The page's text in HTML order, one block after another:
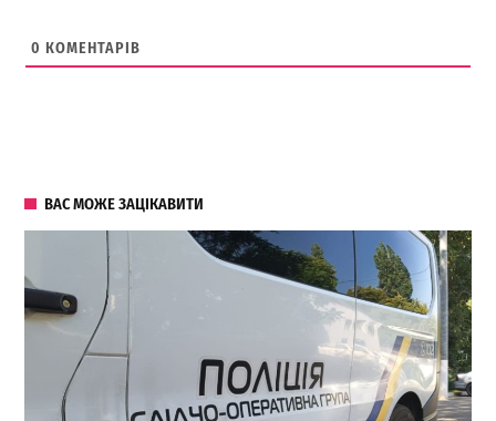
0 КОМЕНТАРІВ
ВАС МОЖЕ ЗАЦІКАВИТИ